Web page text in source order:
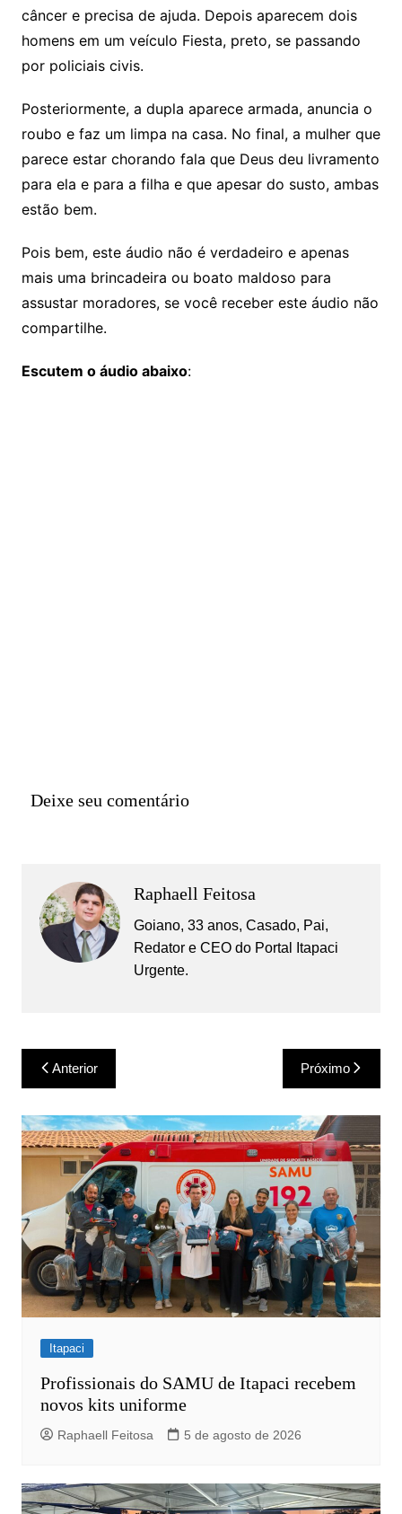
câncer e precisa de ajuda. Depois aparecem dois
homens em um veículo Fiesta, preto, se passando
por policiais civis.
Posteriormente, a dupla aparece armada, anuncia o
roubo e faz um limpa na casa. No final, a mulher que
parece estar chorando fala que Deus deu livramento
para ela e para a filha e que apesar do susto, ambas
estão bem.
Pois bem, este áudio não é verdadeiro e apenas
mais uma brincadeira ou boato maldoso para
assustar moradores, se você receber este áudio não
compartilhe.
Escutem o áudio abaixo:
Deixe seu comentário
Raphaell Feitosa
Goiano, 33 anos, Casado, Pai,
Redator e CEO do Portal Itapaci
Urgente.
Navegação
de
Post
Anterior Próximo
Itapaci
Profissionais do SAMU de Itapaci recebem
novos kits uniforme
Raphaell Feitosa 5 de agosto de 2026